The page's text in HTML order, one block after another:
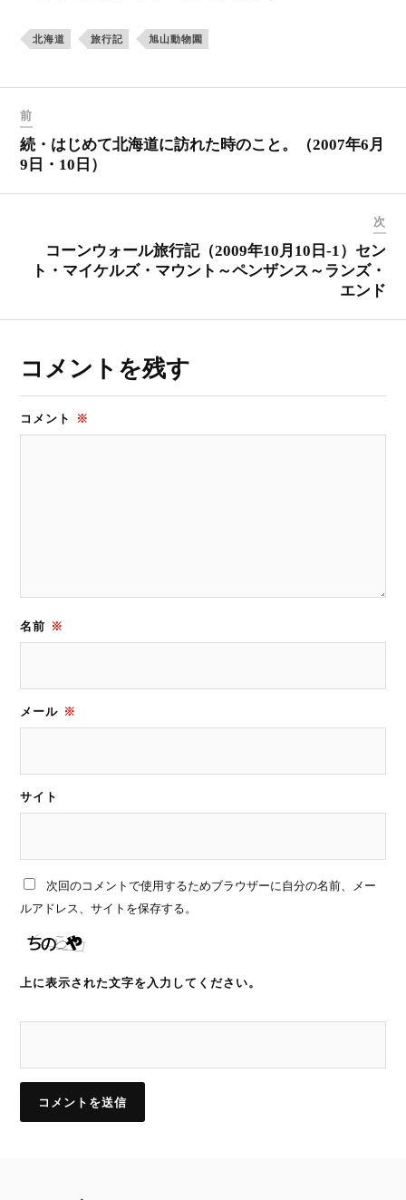
北海道 旅行記 旭山動物園
前
続・はじめて北海道に訪れた時のこと。（2007年6月
9日・10日）
次
コーンウォール旅行記（2009年10月10日-1）セン
ト・マイケルズ・マウント～ペンザンス～ランズ・
エンド
コメントを残す
コメント ※
名前 ※
メール ※
サイト
次回のコメントで使用するためブラウザーに自分の名前、メー
ルアドレス、サイトを保存する。
上に表示された文字を入力してください。